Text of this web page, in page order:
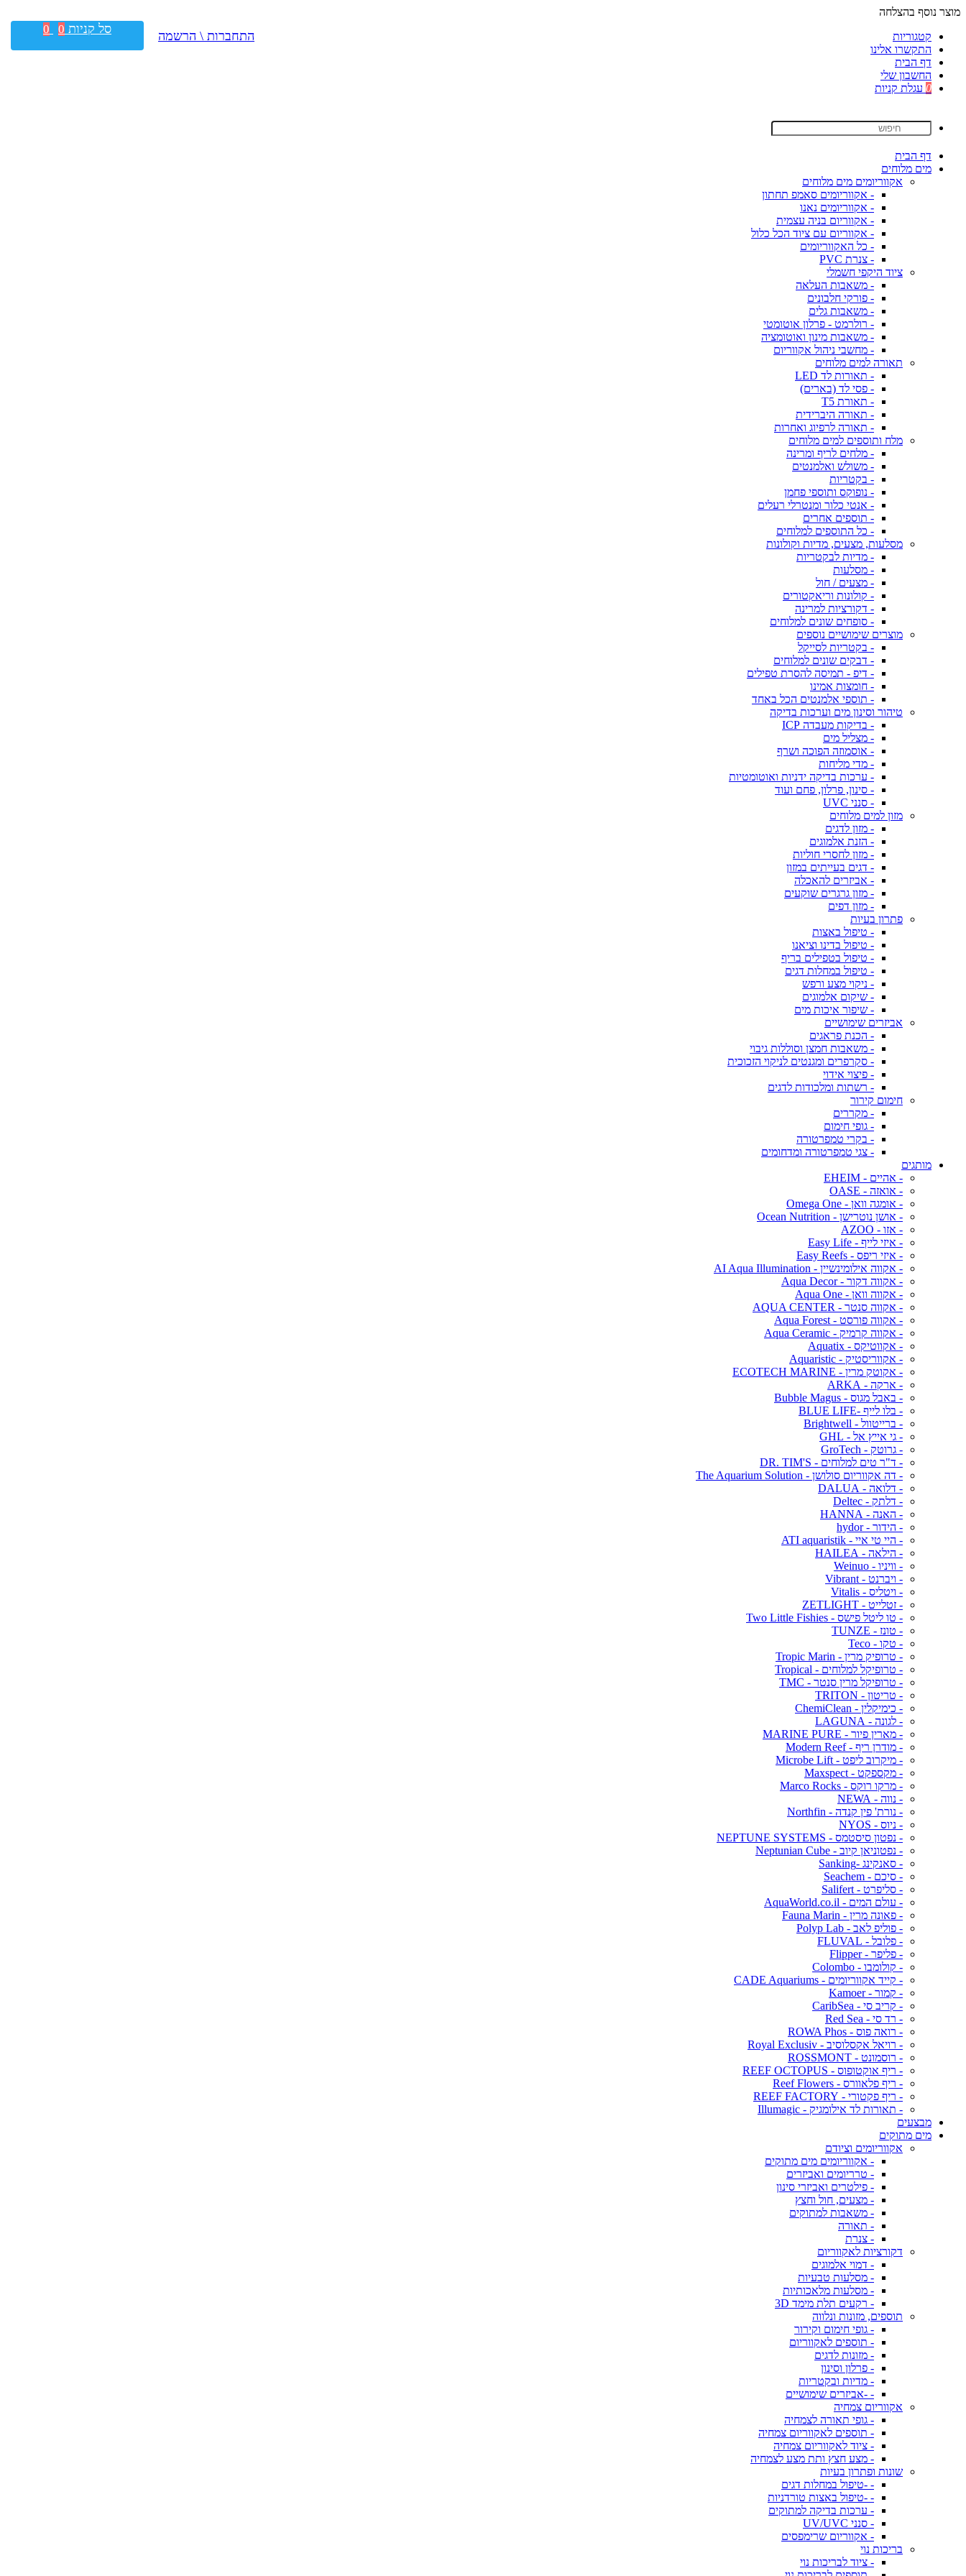
מוצר נוסף בהצלחה
קטגוריות
התקשרו אלינו
דף הבית
החשבון שלי
0 עגלת קניות
דף הבית
מים מלוחים
אקווריומים מים מלוחים
- אקווריומים סאמפ תחתון
- אקווריומים נאנו
- אקווריום בניה עצמית
- אקווריום עם ציוד הכל כלול
- כל האקווריומים
- צנרת PVC
ציוד היקפי חשמלי
- משאבות העלאה
- פורקי חלבונים
- משאבות גלים
- רולרמט - פרלון אוטומטי
- משאבות מינון ואוטומציה
- מחשבי ניהול אקווריום
תאורה למים מלוחים
- תאורות לד LED
- פסי לד (בארים)
- תאורת T5
- תאורה היברידית
- תאורה לרפיוג ואחרות
מלח ותוספים למים מלוחים
- מלחים לריף ומרינה
- משולש ואלמנטים
- בקטריות
- נופוקס ותוספי פחמן
- אנטי כלור ומנטרלי רעלים
- תוספים אחרים
- כל התוספים למלוחים
מסלעות, מצעים, מדיות וקולונות
- מדיות לבקטריות
- מסלעות
- מצעים / חול
- קולונות וריאקטורים
- דקורציות למרינה
- סופחים שונים למלוחים
מוצרים שימושיים נוספים
- בקטריות לסייקל
- דבקים שונים למלוחים
- דיפ - תמיסה להסרת טפילים
- חומצות אמינו
- תוספי אלמנטים הכל באחד
טיהור וסינון מים וערכות בדיקה
- בדיקות מעבדה ICP
- מצליל מים
- אוסמוזה הפוכה ושרף
- מדי מליחות
- ערכות בדיקה ידניות ואוטומטיות
- סינון, פרלון, פחם ועוד
- סנני UVC
מזון למים מלוחים
- מזון לדגים
- הזנת אלמוגים
- מזון לחסרי חוליות
- דגים בעייתים במזון
- אביזרים להאכלה
- מזון גרגרים שוקעים
- מזון דפים
פתרון בעיות
- טיפול באצות
- טיפול בדינו וציאנו
- טיפול בטפילים בריף
- טיפול במחלות דגים
- ניקוי מצע ורפש
- שיקום אלמוגים
- שיפור איכות מים
אביזרים שימושיים
- הכנת פראגים
- משאבות חמצן וסוללות גיבוי
- סקרפרים ומגנטים לניקוי הזכוכית
- פיצוי אידוי
- רשתות ומלכודות לדגים
חימום קירור
- מקררים
- גופי חימום
- בקרי טמפרטורה
- צגי טמפרטורה ומדחומים
מותגים
- אהיים - EHEIM
- אואזה - OASE
- אומגה וואן - Omega One
- אושן נוטרישן - Ocean Nutrition
- אזו - AZOO
- איזי לייף - Easy Life
- איזי ריפס - Easy Reefs
- אקווה אילומינשיין - AI Aqua Illumination
- אקווה דקור - Aqua Decor
- אקווה וואן - Aqua One
- אקווה סנטר - AQUA CENTER
- אקווה פורסט - Aqua Forest
- אקווה קרמיק - Aqua Ceramic
- אקווטיקס - Aquatix
- אקווריסטיק - Aquaristic
- אקוטק מרין - ECOTECH MARINE
- ארקה - ARKA
- באבל מגוס - Bubble Magus
- בלו לייף -BLUE LIFE
- ברייטוול - Brightwell
- גי אייץ אל - GHL
- גרוטק - GroTech
- ד"ר טים למלוחים - DR. TIM'S
- דה אקווריום סולושן - The Aquarium Solution
- דלואה - DALUA
- דלתק - Deltec
- האנה - HANNA
- הידור - hydor
- היי טי איי - ATI aquaristik
- הילאה - HAILEA
- וויניו - Weinuo
- ויברנט - Vibrant
- ויטליס - Vitalis
- זטלייט - ZETLIGHT
- טו ליטל פישס - Two Little Fishies
- טונז - TUNZE
- טקו - Teco
- טרופיק מרין - Tropic Marin
- טרופיקל למלוחים - Tropical
- טרופיקל מרין סנטר - TMC
- טריטון - TRITON
- כימיקלין - ChemiClean
- לגונה - LAGUNA
- מארין פיור - MARINE PURE
- מודרן ריף - Modern Reef
- מיקרוב ליפט - Microbe Lift
- מקספקט - Maxspect
- מרקו רוקס - Marco Rocks
- נווה - NEWA
- נורת' פין קנדה - Northfin
- ניוס - NYOS
- נפטון סיסטמס - NEPTUNE SYSTEMS
- נפטוניאן קיוב - Neptunian Cube
- סאנקינג -Sanking
- סיכם - Seachem
- סליפרט - Salifert
- עולם המים - AquaWorld.co.il
- פאונה מרין - Fauna Marin
- פוליפ לאב - Polyp Lab
- פלובל - FLUVAL
- פליפר - Flipper
- קולומבו - Colombo
- קייד אקווריומים - CADE Aquariums
- קמור - Kamoer
- קריב סי - CaribSea
- רד סי - Red Sea
- רואה פוס - ROWA Phos
- רויאל אקסלוסיב - Royal Exclusiv
- רוסמונט - ROSSMONT
- ריף אוקטופוס - REEF OCTOPUS
- ריף פלאוורס - Reef Flowers
- ריף פקטורי - REEF FACTORY
- תאורות לד אילומגיק - Illumagic
מבצעים
מים מתוקים
אקווריומים וציודם
- אקווריומים מים מתוקים
- טרריומים ואביזרים
- פילטרים ואביזרי סינון
- מצעים, חול וחצץ
- משאבות למתוקים
- תאורה
- צנרת
דקורציות לאקווריום
- דמוי אלמוגים
- מסלעות טבעיות
- מסלעות מלאכותיות
- רקעים תלת מימד 3D
תוספים, מזונות ונלווה
- גופי חימום וקירור
- תוספים לאקווריום
- מזונות לדגים
- פרלון וסינון
- מדיות ובקטריות
- -אביזרים שימושיים
אקווריום צמחיה
- גופי תאורה לצמחיה
- תוספים לאקווריום צמחיה
- ציוד לאקווריום צמחיה
- מצע חצץ ותת מצע לצמחיה
שונות ופתרון בעיות
- -טיפול במחלות דגים
- -טיפול באצות טורדניות
- ערכות בדיקה למתוקים
- סנני UV/UVC
- אקווריום שרימפסים
בריכות נוי
- ציוד לבריכות נוי
התחברות \ הרשמה סל קניות 0
0